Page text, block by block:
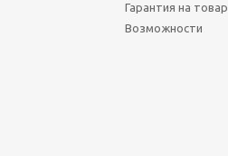
Гарантия на товар
Возможности